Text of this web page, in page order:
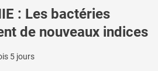
: Les bactéries
de nouveaux indices
5 jours